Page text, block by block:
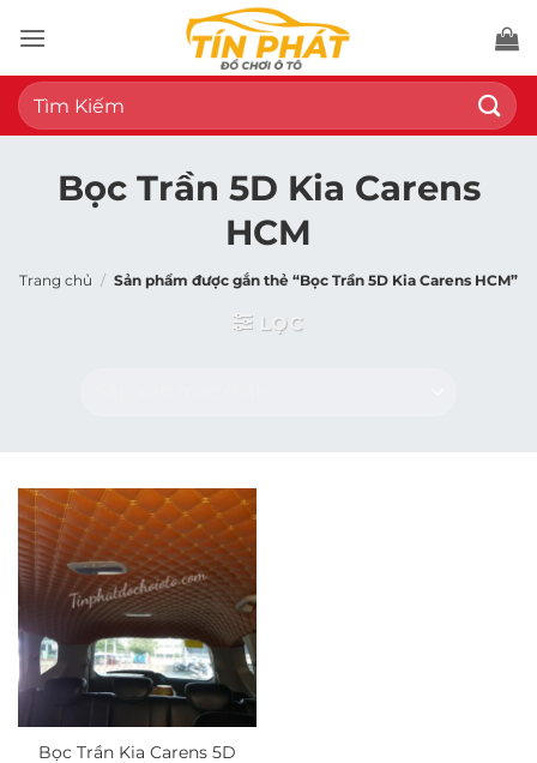
qua
nội
dung
Tìm
kiếm:
Bọc Trần 5D Kia Carens
HCM
Trang chủ / Sản phẩm được gắn thẻ “Bọc Trần 5D Kia Carens HCM”
LỌC
Bọc Trần Kia Carens 5D